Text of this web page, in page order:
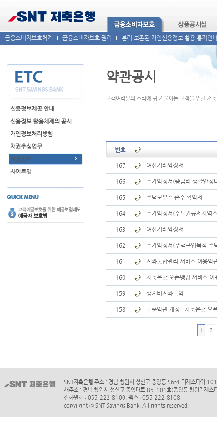
금융소비자보호체계 금융소비자보호 권리 분리 보존된 개인신용정보 활용 통지안
신용정보제공 안내
신용정보 활용체제의 공시
개인정보처리방침
채권추심업무
약관공시
사이트맵
약관공시
고객여러분의 소리에 귀 기울이는 고객을 위한 저
번호
1 2
167 여신거래약정서
166 추가약정서(중금리 생활안정
165 주택보유수 준수 확약서
164 추가약정서(수도권규제지역
163 여신거래약정서
162 추가약정서(주택구입목적 주
161 계좌통합관리 서비스 이용약
160 저축은행 오픈뱅킹 서비스 이
159 생계비계좌특약
158 표준약관 개정 - 저축은행
SNT저축은행 주소 : 경남 창원시 성산구 중앙동 96-4 리제스타워
새주소 : 경남 창원시 성산구 중앙대로 85, 101호(중앙동 창원리제스
전화번호 : 055-222-8100, 팩스 : 055-222-8108
copyright ⓒ SNT Savings Bank, All rights reserved.